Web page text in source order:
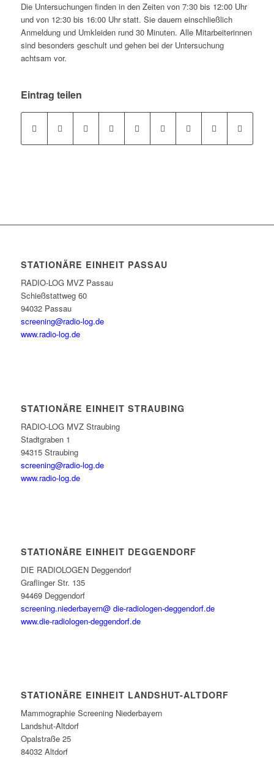
Die Untersuchungen finden in den Zeiten von 7:30 bis 12:00 Uhr
und von 12:30 bis 16:00 Uhr statt. Sie dauern einschließlich
Anmeldung und Umkleiden rund 30 Minuten. Alle Mitarbeiterinnen
sind besonders geschult und gehen bei der Untersuchung
achtsam vor.
Eintrag teilen
STATIONÄRE EINHEIT PASSAU
RADIO-LOG MVZ Passau
Schießstattweg 60
94032 Passau
screening@radio-log.de
www.radio-log.de
STATIONÄRE EINHEIT STRAUBING
RADIO-LOG MVZ Straubing
Stadtgraben 1
94315 Straubing
screening@radio-log.de
www.radio-log.de
STATIONÄRE EINHEIT DEGGENDORF
DIE RADIOLOGEN Deggendorf
Graflinger Str. 135
94469 Deggendorf
screening.niederbayern@ die-radiologen-deggendorf.de
www.die-radiologen-deggendorf.de
STATIONÄRE EINHEIT LANDSHUT-ALTDORF
Mammographie Screening Niederbayern
Landshut-Altdorf
Opalstraße 25
84032 Altdorf